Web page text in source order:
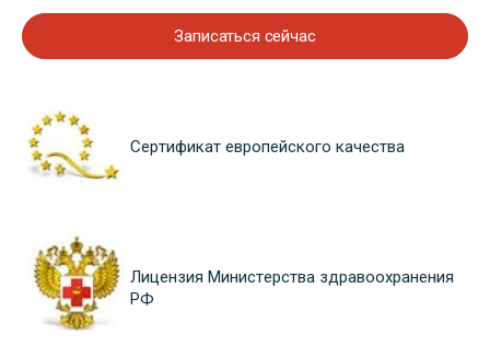
Записаться сейчас
Сертификат европейского качества
Лицензия Министерства здравоохранения
РФ